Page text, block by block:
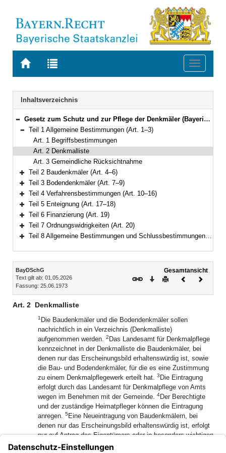
Zur
BAYERN.RECHT
Zur
letzten
Suche
Toggle
Navigation
Inhaltsverzeichnis
Bereich reduzieren
Gesetz zum Schutz und zur Pflege der Denkmäler (Bayerisches Denkmalschutzgesetz – BayDSchG) Vom 25. Juni 1973 (BayRS IV S. 354) BayRS 2242-1-WK (Art. 1–25)
Bereich reduzieren
Teil 1 Allgemeine Bestimmungen (Art. 1–3)
Art. 1 Begriffsbestimmungen
Art. 2 Denkmalliste
Art. 3 Gemeindliche Rücksichtnahme
Bereich erweitern
Teil 2 Baudenkmäler (Art. 4–6)
Bereich erweitern
Teil 3 Bodendenkmäler (Art. 7–9)
Bereich erweitern
Teil 4 Verfahrensbestimmungen (Art. 10–16)
Bereich erweitern
Teil 5 Enteignung (Art. 17–18)
Bereich erweitern
Teil 6 Finanzierung (Art. 19)
Bereich erweitern
Teil 7 Ordnungswidrigkeiten (Art. 20)
Teil 8 Allgemeine Bestimmungen und Schlussbestimmungen (Art. 21–25)
Inhalt
BayDSchG
Text gilt ab: 01.05.2026
Fassung: 25.06.1973
Gesamtansicht
Download
DruckenVorheriges
Art. 2 Denkmalliste
1 Die Baudenkmäler und die Bodendenkmäler sollen
nachrichtlich in ein Verzeichnis (Denkmalliste)
aufgenommen werden. 2 Das Landesamt für Denkmalpflege
kennzeichnet in der Denkmalliste die Baudenkmäler, bei
denen nur das Erscheinungsbild erhaltenswürdig ist, sowie
die Bau- und Bodendenkmäler, für die es eine Zustimmung
zu einem Denkmalpflegewerk erteilt hat. 3 Die Eintragung
erfolgt durch das Landesamt für Denkmalpflege von Amts
wegen im Benehmen mit der Gemeinde. 4Der Berechtigte
und der zuständige Heimatpfleger können die Eintragung
anregen. 5 Eine Neueintragung von Baudenkmälern, bei
denen nur das Erscheinungsbild erhaltenswürdig ist, erfolgt
nur auf Antrag des Eigentümers oder in besonders wichtigen
Fällen durch das Landesamt für Denkmalpflege im